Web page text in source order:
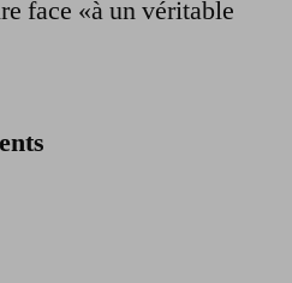
face «à un véritable